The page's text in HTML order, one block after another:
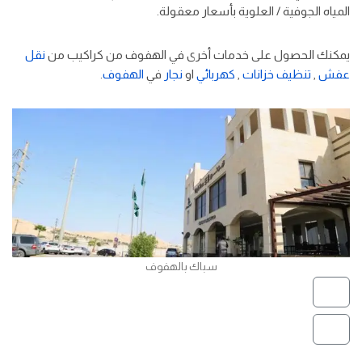
المياه الجوفية / العلوية بأسعار معقولة.
يمكنك الحصول على خدمات أخرى في الهفوف من كراكيب من نقل
عفش تنظيف خزانات كهربائي او نجار في الهفوف
سباك بالهفوف